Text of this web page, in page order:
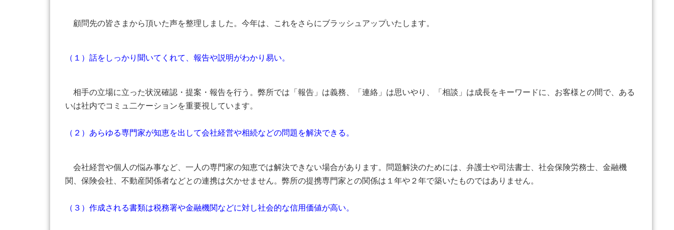
顧問先の皆さまから頂いた声を整理しました。今年は、これをさらにブラッシュアップいたします。
（１）話をしっかり聞いてくれて、報告や説明がわかり易い。
相手の立場に立った状況確認・提案・報告を行う。弊所では「報告」は義務、「連絡」は思いやり、「相談」は成長をキーワードに、お客様との間で、ある
いは社内でコミュ二ケーションを重要視しています。
（２）あらゆる専門家が知恵を出して会社経営や相続などの問題を解決できる。
会社経営や個人の悩み事など、一人の専門家の知恵では解決できない場合があります。問題解決のためには、弁護士や司法書士、社会保険労務士、金融機
関、保険会社、不動産関係者などとの連携は欠かせません。弊所の提携専門家との関係は１年や２年で築いたものではありません。
（３）作成される書類は税務署や金融機関などに対し社会的な信用価値が高い。